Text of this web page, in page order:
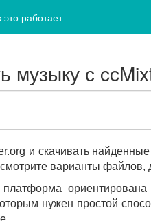
это работает
музыку с
и скачивать
варианты файлов,
платформа
нужен простой